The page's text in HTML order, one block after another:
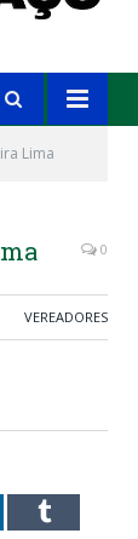
Lima
0
VEREADORES
Tumblr